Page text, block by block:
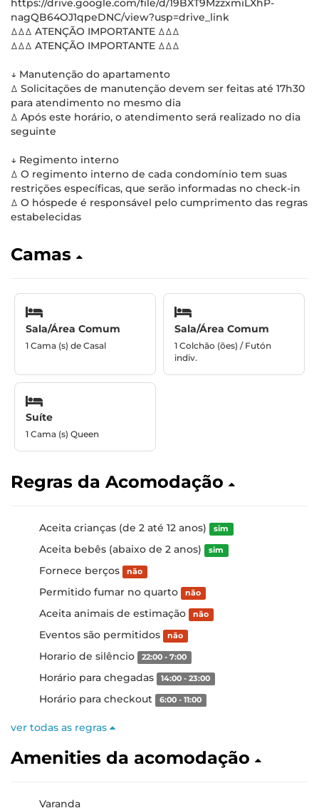
https://drive.google.com/file/d/19BXT9MzzxmiLXhP-
nagQB64OJ1qpeDNC/view?usp=drive_link
ꕔꕔꕔ ATENÇÃO IMPORTANTE ꕔꕔꕔ
ꕔꕔꕔ ATENÇÃO IMPORTANTE ꕔꕔꕔ
↓ Manutenção do apartamento
ꕔ Solicitações de manutenção devem ser feitas até 17h30
para atendimento no mesmo dia
ꕔ Após este horário, o atendimento será realizado no dia
seguinte
↓ Regimento interno
ꕔ O regimento interno de cada condomínio tem suas
restrições específicas, que serão informadas no check-in
ꕔ O hóspede é responsável pelo cumprimento das regras
estabelecidas
Camas
Sala/Área Comum
1 Cama (s) de Casal
Sala/Área Comum
1 Colchão (ões) / Futón
indiv.
Suíte
1 Cama (s) Queen
Regras da Acomodação
Aceita crianças (de 2 até 12 anos) sim
Aceita bebês (abaixo de 2 anos) sim
Fornece berços não
Permitido fumar no quarto não
Aceita animais de estimação não
Eventos são permitidos não
Horario de silêncio 22:00 - 7:00
Horário para chegadas 14:00 - 23:00
Horário para checkout 6:00 - 11:00
ver todas as regras
Amenities da acomodação
Varanda